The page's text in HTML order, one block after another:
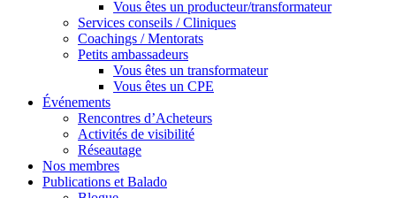
Vous êtes un producteur/transformateur
Services conseils / Cliniques
Coachings / Mentorats
Petits ambassadeurs
Vous êtes un transformateur
Vous êtes un CPE
Événements
Rencontres d’Acheteurs
Activités de visibilité
Réseautage
Nos membres
Publications et Balado